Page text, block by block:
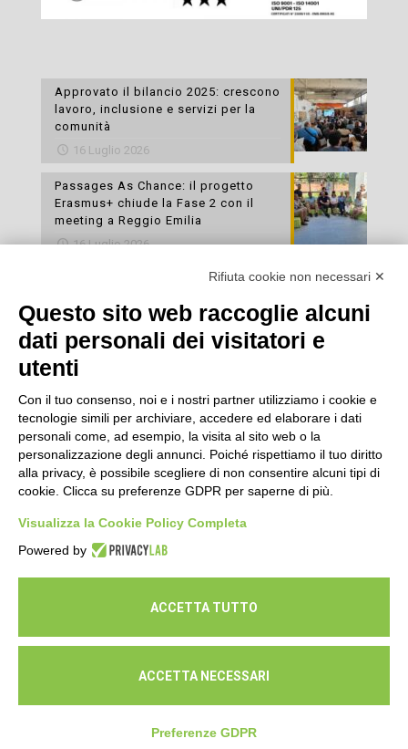
Approvato il bilancio 2025: crescono
lavoro, inclusione e servizi per la
comunità
16 Luglio 2026
Passages As Chance: il progetto
Erasmus+ chiude la Fase 2 con il
meeting a Reggio Emilia
16 Luglio 2026
Esami di laboratorio preventivi
cura della propria salute
16 Luglio 2026
© Cooperativa L'Ovile. Iscr.Reg.Imp.R.E. e P.IVA 01541120356 -
Rifiuta cookie non necessari ✕
Questo sito web raccoglie alcuni
dati personali dei visitatori e
utenti
Con il tuo consenso, noi e i nostri partner utilizziamo i cookie e
tecnologie simili per archiviare, accedere ed elaborare i dati
personali come, ad esempio, la visita al sito web o la
personalizzazione degli annunci. Poiché rispettiamo il tuo diritto
alla privacy, è possibile scegliere di non consentire alcuni tipi di
cookie. Clicca su preferenze GDPR per saperne di più.
Visualizza la Cookie Policy Completa
Powered by
ACCETTA TUTTO
ACCETTA NECESSARI
Preferenze GDPR